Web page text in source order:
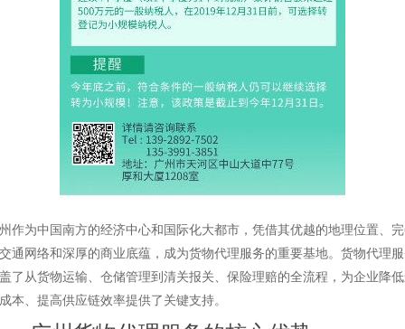
作为中国南方的经济中心和国际化大都市，凭借其优越的地理位置、
通网络和深厚的商业底蕴，成为货物代理服务的重要基地。货物代理
了从货物运输、仓储管理到清关报关、保险理赔的全流程，为企业降
本、提高供应链效率提供了关键支持。